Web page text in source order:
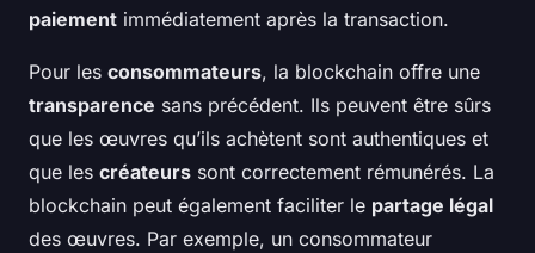
paiement immédiatement après la transaction.
Pour les consommateurs, la blockchain offre une
transparence sans précédent. Ils peuvent être sûrs
que les œuvres qu’ils achètent sont authentiques et
que les créateurs sont correctement rémunérés. La
blockchain peut également faciliter le partage légal
des œuvres. Par exemple, un consommateur